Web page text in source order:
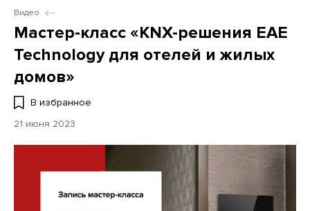
Видео
Мастер-класс «KNX-решения EAE
Technology для отелей и жилых
домов»
В избранное
21 июня 2023